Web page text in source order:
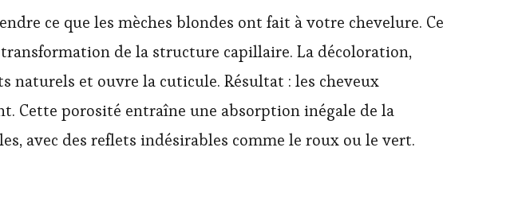
ce que les mèches blondes ont fait à votre chevelure. Ce
de la structure capillaire. La décoloration,
naturels et ouvre la cuticule. Résultat : les cheveux
Cette porosité entraîne une absorption inégale de la
avec des reflets indésirables comme le roux ou le vert.